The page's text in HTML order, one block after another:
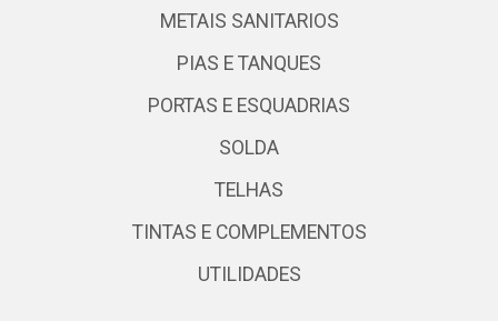
METAIS SANITARIOS
PIAS E TANQUES
PORTAS E ESQUADRIAS
SOLDA
TELHAS
TINTAS E COMPLEMENTOS
UTILIDADES